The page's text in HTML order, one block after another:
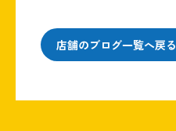
店舗のブログ一覧へ戻る